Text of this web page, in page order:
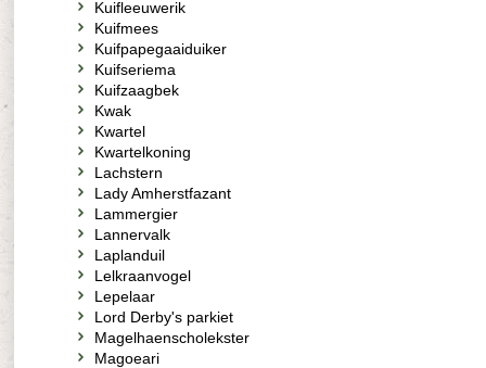
Kuifleeuwerik
Kuifmees
Kuifpapegaaiduiker
Kuifseriema
Kuifzaagbek
Kwak
Kwartel
Kwartelkoning
Lachstern
Lady Amherstfazant
Lammergier
Lannervalk
Laplanduil
Lelkraanvogel
Lepelaar
Lord Derby's parkiet
Magelhaenscholekster
Magoeari